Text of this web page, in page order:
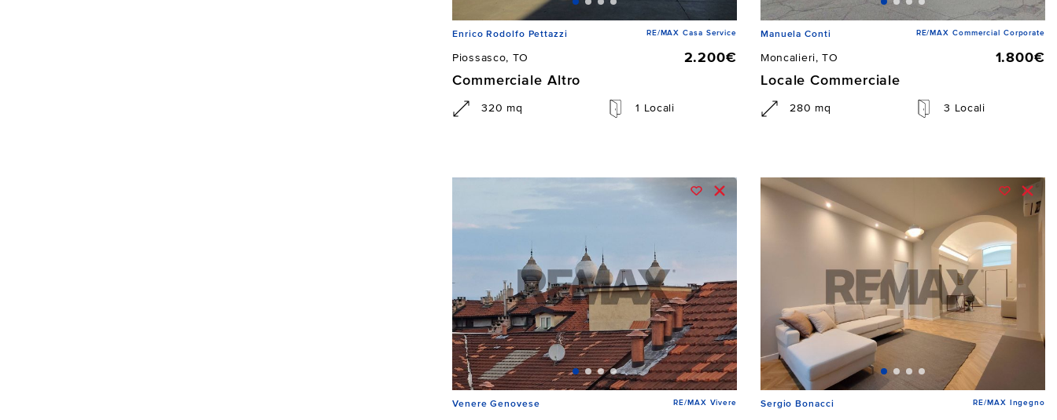
Enrico Rodolfo Pettazzi RE/MAX Casa Service
Piossasco, TO
2.200€
Commerciale Altro
320 mq 1 Locali
Manuela Conti RE/MAX Commercial Corporate
Moncalieri, TO
1.800€
Locale Commerciale
280 mq 3 Locali
Venere Genovese RE/MAX Vivere Sergio Bonacci RE/MAX Ingegno